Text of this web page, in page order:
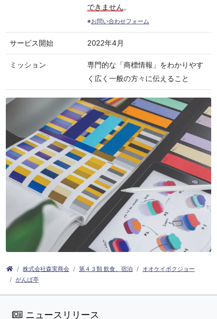
できません。
※お問い合わせフォーム
サービス開始 2022年4月
ミッション
専門的な「商標情報」をわかりやす
く広く一般の方々に伝えること
株式会社森実商会 第４３類 飲食、宿泊
オオケイボクジョー
がんば亭
ニュースリリース